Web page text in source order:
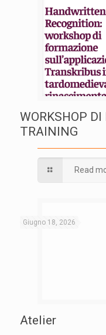
WORKSHOP
TRAINING
Read
Giugno 18, 2026
Atelier